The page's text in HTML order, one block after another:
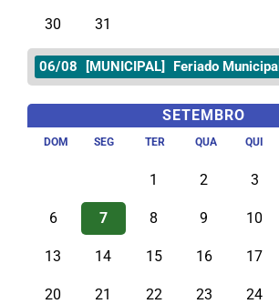
30 31
06/08 [MUNICIPAL] Feriado Municipal
SETEMBRO
DOM SEG TER QUA QUI
1 2 3
6 7 8 9 10
13 14 15 16 17
20 21 22 23 24